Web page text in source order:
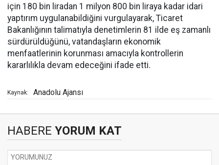
için 180 bin liradan 1 milyon 800 bin liraya kadar idari
yaptırım uygulanabildiğini vurgulayarak, Ticaret
Bakanlığının talimatıyla denetimlerin 81 ilde eş zamanlı
sürdürüldüğünü, vatandaşların ekonomik
menfaatlerinin korunması amacıyla kontrollerin
kararlılıkla devam edeceğini ifade etti.
Kaynak: Anadolu Ajansı
HABERE YORUM KAT